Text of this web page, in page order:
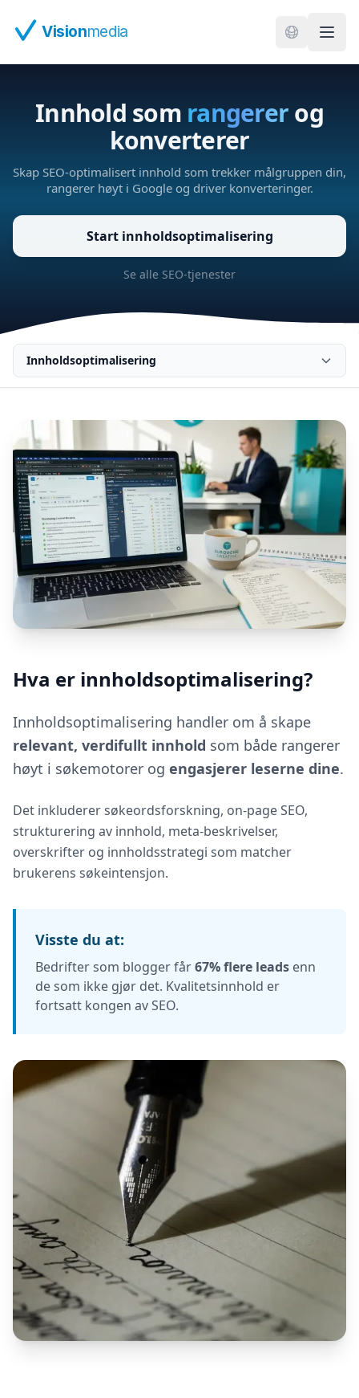
Visionmedia
Innhold som rangererog
konverterer
Skap SEO-optimalisert innhold som trekker målgruppen din,
rangerer høyt i Google og driver konverteringer.
Start innholdsoptimalisering
Se alle SEO-tjenester
Innholdsoptimalisering
Hva er innholdsoptimalisering?
Innholdsoptimalisering handler om å skape
relevant, verdifullt innhold som både rangerer
høyt i søkemotorer og engasjerer leserne dine.
Det inkluderer søkeordsforskning, on-page SEO,
strukturering av innhold, meta-beskrivelser,
overskrifter og innholdsstrategi som matcher
brukerens søkeintensjon.
Visste du at:
Bedrifter som blogger får67% flere leads enn
de som ikke gjør det. Kvalitetsinnhold er
fortsatt kongen av SEO.